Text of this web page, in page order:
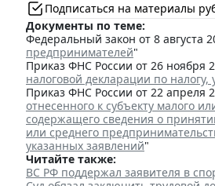
Подписаться на материалы
Документы по теме:
Федеральный закон от 8 августа
предпринимателей"
Приказ ФНС России от 26 ноября
налоговой декларации по
Приказ ФНС России от 22 апреля
отнесенного к субъекту малого
содержащего сведения о
или среднего
указанных заявлений"
Читайте также:
ВС РФ поддержал заявителя в